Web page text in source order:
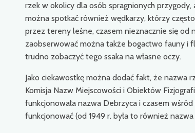
rzek w okolicy dla osób spragnionych przygody,
można spotkać również wędkarzy, którzy
przez tereny leśne, czasem nieznacznie się od
zaobserwować można także bogactwo fauny i
trudno zobaczyć tego ssaka na własne oczy.
Jako ciekawostkę można dodać fakt, że
Komisja Nazw Miejscowości i Obiektów
funkcjonowała nazwa Debrzyca i czasem
funkcjonować (od 1949 r. była to również